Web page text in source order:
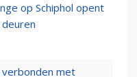
op Schiphol opent
verbonden met